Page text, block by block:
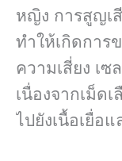
หญิง การสูญเ
ทำให้เกิดการ
ความเสี่ยง เซ
เนื่องจากเม็ด
ไปยังเนื้อเยื่อ